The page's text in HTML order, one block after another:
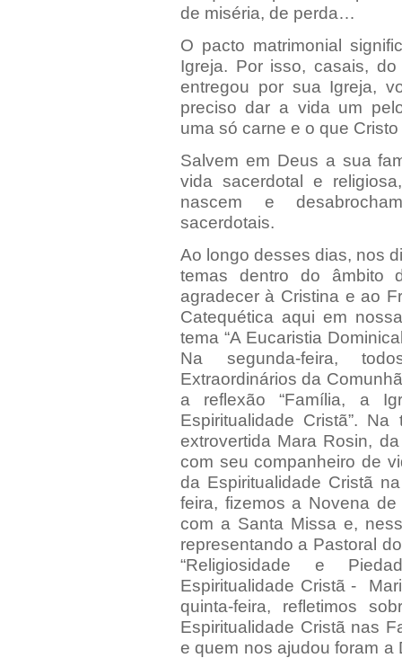
de miséria, de perda…
O pacto matrimonial
Igreja. Por isso, casais,
entregou por sua Igreja,
preciso dar a vida um
uma só carne e o que
Salvem em Deus a sua
vida sacerdotal e
nascem e
sacerdotais.
Ao longo desses dias, nos
temas dentro do âmbito
agradecer à Cristina e ao
Catequética aqui em
tema “A Eucaristia
Na segunda-feira,
Extraordinários da
a reflexão “Família, a
Espiritualidade Cristã”.
extrovertida Mara Rosin,
com seu companheiro de
da Espiritualidade Cristã
feira, fizemos a Novena
com a Santa Missa e,
representando a Pastoral
“Religiosidade e
Espiritualidade Cristã -
quinta-feira, refletimos
Espiritualidade Cristã nas
e quem nos ajudou foram a